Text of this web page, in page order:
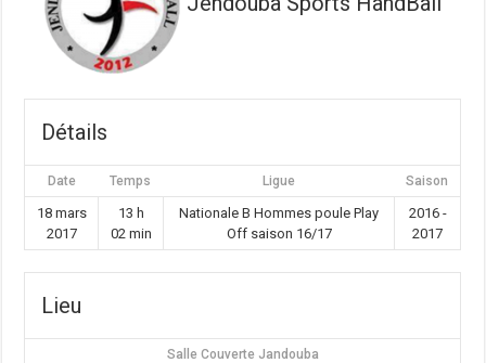
Détails
Date Temps Ligue Saison
18 mars
2017
13 h
02 min
Nationale B Hommes poule Play
Off saison 16/17
2016 -
2017
Lieu
Salle Couverte Jandouba